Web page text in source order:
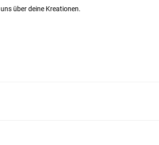
über deine Kreationen.